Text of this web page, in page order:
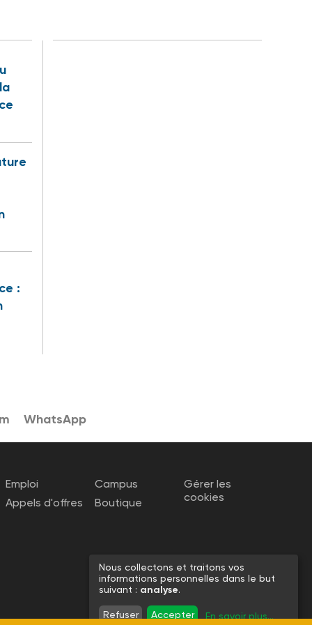
:
WhatsApp
Emploi
Appels d'offres
Campus
Boutique
Gérer les
cookies
Nous collectons et traitons vos
informations personnelles dans le but
suivant : analyse.
Refuser Accepter En savoir plus...